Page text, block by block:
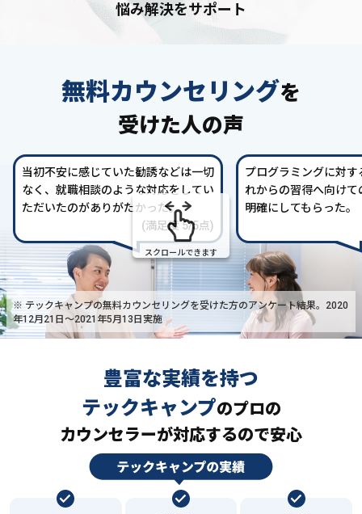
悩み解決をサポート
無料カウンセリングを
受けた人の声
当初不安に感じていた勧誘などは一切
なく、就職相談のような対応をしてい
ただいたのがありがたかった。
(満足度 5/5点)
プログラミングに対
れからの習得へ向け
明確にしてもらった。
スクロールできます
※ テックキャンプの無料カウンセリングを受けた方のアンケート結果。2020
年12月21日〜2021年5月13日実施
豊富な実績を持つ
テックキャンプのプロの
カウンセラーが対応するので安心